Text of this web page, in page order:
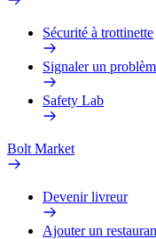
Sécurité à trottinette
Signaler un
Safety Lab
Bolt Market
Devenir livreur
Ajouter un